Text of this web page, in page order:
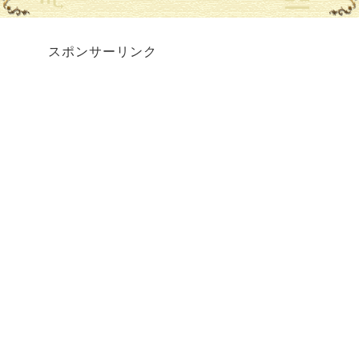
スポンサーリンク